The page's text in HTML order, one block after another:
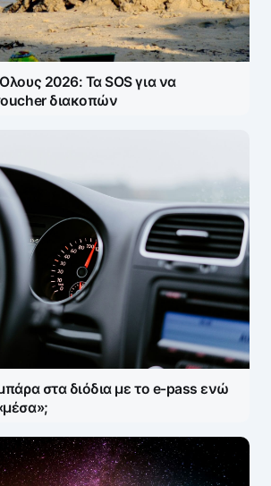
2026: Τα SOS για να
διακοπών
στα διόδια με το e-pass ενώ